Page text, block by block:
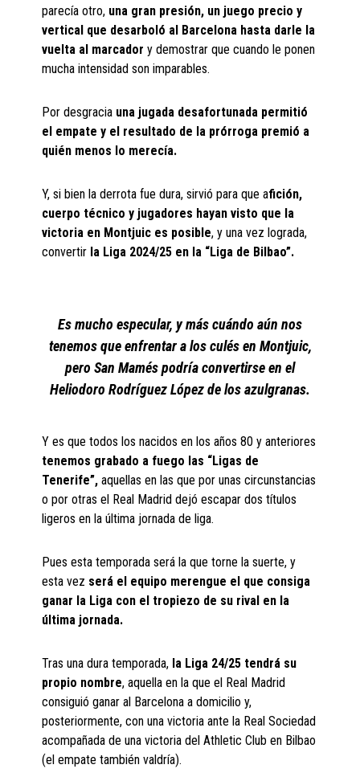
parecía otro, una gran presión, un juego precio y
vertical que desarboló al Barcelona hasta darle la
vuelta al marcador y demostrar que cuando le ponen
mucha intensidad son imparables.
Por desgracia una jugada desafortunada permitió
el empate y el resultado de la prórroga premió a
quién menos lo merecía.
Y, si bien la derrota fue dura, sirvió para que afición,
cuerpo técnico y jugadores hayan visto que la
victoria en Montjuic es posible, y una vez lograda,
convertir la Liga 2024/25 en la “Liga de Bilbao”.
Es mucho especular, y más cuándo aún nos
tenemos que enfrentar a los culés en Montjuic,
pero San Mamés podría convertirse en el
Heliodoro Rodríguez López de los azulgranas.
Y es que todos los nacidos en los años 80 y anteriores
tenemos grabado a fuego las “Ligas de
Tenerife”,aquellas en las que por unas circunstancias
o por otras el Real Madrid dejó escapar dos títulos
ligeros en la última jornada de liga.
Pues esta temporada será la que torne la suerte, y
esta vez será el equipo merengue el que consiga
ganar la Liga con el tropiezo de su rival en la
última jornada.
Tras una dura temporada, la Liga 24/25 tendrá su
propio nombre, aquella en la que el Real Madrid
consiguió ganar al Barcelona a domicilio y,
posteriormente, con una victoria ante la Real Sociedad
acompañada de una victoria del Athletic Club en Bilbao
(el empate también valdría).